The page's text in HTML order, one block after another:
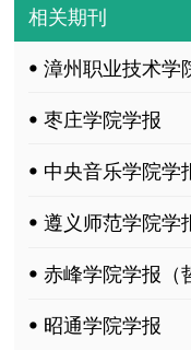
相关期刊
ꔷ 漳州职业技术学
ꔷ 枣庄学院学报
ꔷ 中央音乐学院学
ꔷ 遵义师范学院学
ꔷ 赤峰学院学报（
ꔷ 昭通学院学报